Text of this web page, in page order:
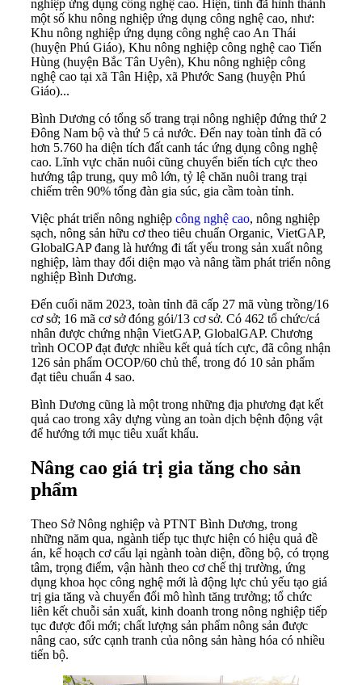
nghiệp ứng dụng công nghệ cao. Hiện, tỉnh đã hình thành
một số khu nông nghiệp ứng dụng công nghệ cao, như:
Khu nông nghiệp ứng dụng công nghệ cao An Thái
(huyện Phú Giáo), Khu nông nghiệp công nghệ cao Tiến
Hùng (huyện Bắc Tân Uyên), Khu nông nghiệp công
nghệ cao tại xã Tân Hiệp, xã Phước Sang (huyện Phú
Giáo)...
Bình Dương có tổng số trang trại nông nghiệp đứng thứ 2
Đông Nam bộ và thứ 5 cả nước. Đến nay toàn tỉnh đã có
hơn 5.760 ha diện tích đất canh tác ứng dụng công nghệ
cao. Lĩnh vực chăn nuôi cũng chuyển biến tích cực theo
hướng tập trung, quy mô lớn, tỷ lệ chăn nuôi trang trại
chiếm trên 90% tổng đàn gia súc, gia cầm toàn tỉnh.
Việc phát triển nông nghiệp công nghệ cao, nông nghiệp
sạch, nông sản hữu cơ theo tiêu chuẩn Organic, VietGAP,
GlobalGAP đang là hướng đi tất yếu trong sản xuất nông
nghiệp, làm thay đổi diện mạo và nâng tầm phát triển nông
nghiệp Bình Dương.
Đến cuối năm 2023, toàn tỉnh đã cấp 27 mã vùng trồng/16
cơ sở; 16 mã cơ sở đóng gói/13 cơ sở. Có 462 tổ chức/cá
nhân được chứng nhận VietGAP, GlobalGAP. Chương
trình OCOP đạt được nhiều kết quả tích cực, đã công nhận
126 sản phẩm OCOP/60 chủ thể, trong đó 10 sản phẩm
đạt tiêu chuẩn 4 sao.
Bình Dương cũng là một trong những địa phương đạt kết
quả cao trong xây dựng vùng an toàn dịch bệnh động vật
để hướng tới mục tiêu xuất khẩu.
Nâng cao giá trị gia tăng cho sản
phẩm
Theo Sở Nông nghiệp và PTNT Bình Dương, trong
những năm qua, ngành tiếp tục thực hiện có hiệu quả đề
án, kế hoạch cơ cấu lại ngành toàn diện, đồng bộ, có trọng
tâm, trọng điểm, vận hành theo cơ chế thị trường, ứng
dụng khoa học công nghệ mới là động lực chủ yếu tạo giá
trị gia tăng và chuyển đổi mô hình tăng trưởng; tổ chức
liên kết chuỗi sản xuất, kinh doanh trong nông nghiệp tiếp
tục được đổi mới; chất lượng sản phẩm nông sản được
nâng cao, sức cạnh tranh của nông sản hàng hóa có nhiều
tiến bộ.